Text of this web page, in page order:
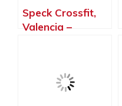
Speck Crossfit,
Valencia –